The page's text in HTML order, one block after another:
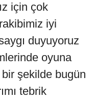
için çok
iyi
duyuyoruz
oyuna
bir şekilde bugün
tebrik